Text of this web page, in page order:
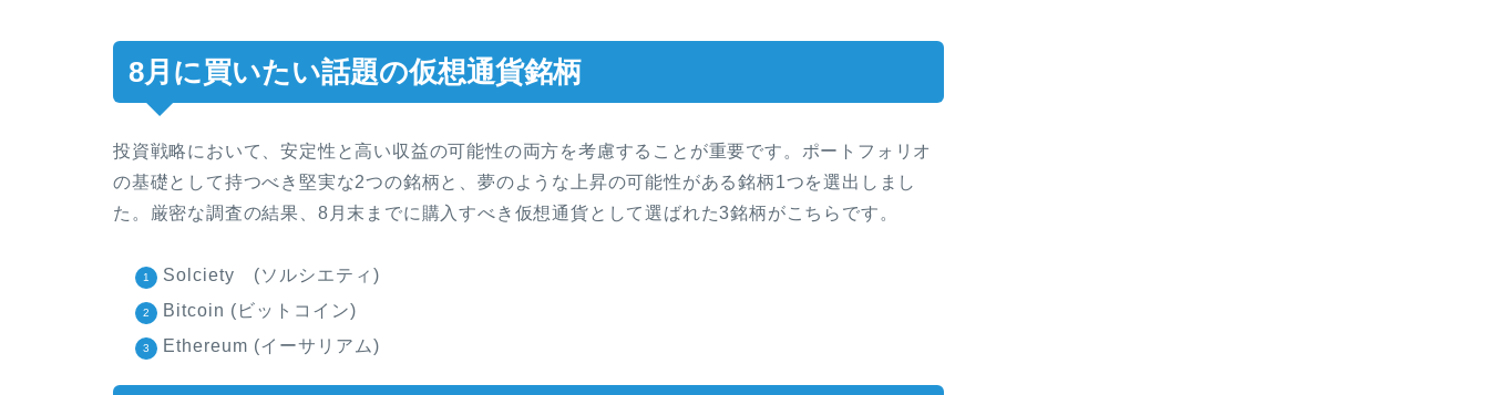
8月に買いたい話題の仮想通貨銘柄
投資戦略において、安定性と高い収益の可能性の両方を考慮することが重要です。ポートフォリオ
の基礎として持つべき堅実な2つの銘柄と、夢のような上昇の可能性がある銘柄1つを選出しまし
た。厳密な調査の結果、8月末までに購入すべき仮想通貨として選ばれた3銘柄がこちらです。
Solciety (ソルシエティ)
Bitcoin (ビットコイン)
Ethereum (イーサリアム)